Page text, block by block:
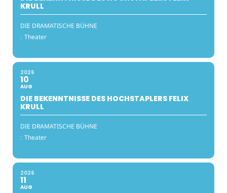
KRULL
DIE DRAMATISCHE BÜHNE
: Theater
2026
10
AUG
DIE BEKENNTNISSE DES HOCHSTAPLERS FELIX
KRULL
DIE DRAMATISCHE BÜHNE
: Theater
2026
11
AUG